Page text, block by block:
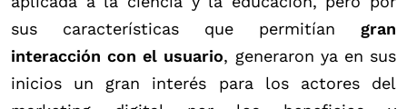
sus características que permitían gran
interacción con el usuario, generaron ya en sus
inicios un gran interés para los actores del